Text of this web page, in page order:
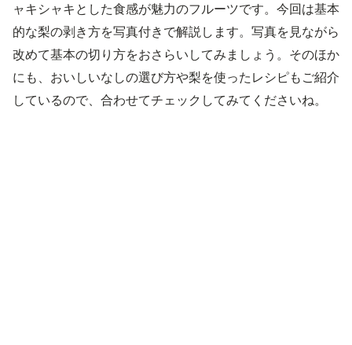
ャキシャキとした食感が魅力のフルーツです。今回は基本
的な梨の剥き方を写真付きで解説します。写真を見ながら
改めて基本の切り方をおさらいしてみましょう。そのほか
にも、おいしいなしの選び方や梨を使ったレシピもご紹介
しているので、合わせてチェックしてみてくださいね。